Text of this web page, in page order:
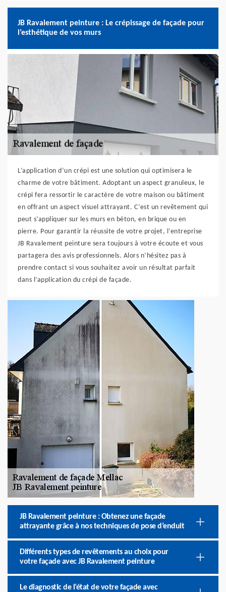
JB Ravalement peinture : Le crépissage de façade pour
l’esthétique de vos murs
L’application d’un crépi est une solution qui optimisera le
charme de votre bâtiment. Adoptant un aspect granuleux, le
crépi fera ressortir le caractère de votre maison ou bâtiment
en offrant un aspect visuel attrayant. C’est un revêtement qui
peut s’appliquer sur les murs en béton, en brique ou en
pierre. Pour garantir la réussite de votre projet, l’entreprise
JB Ravalement peinture sera toujours à votre écoute et vous
partagera des avis professionnels. Alors n’hésitez pas à
prendre contact si vous souhaitez avoir un résultat parfait
dans l’application du crépi de façade.
JB Ravalement peinture : Obtenez une façade
attrayante grâce à nos techniques de pose d’enduit
Différents types de revêtements au choix pour
votre façade avec JB Ravalement peinture
Le diagnostic de l’état de votre façade avec